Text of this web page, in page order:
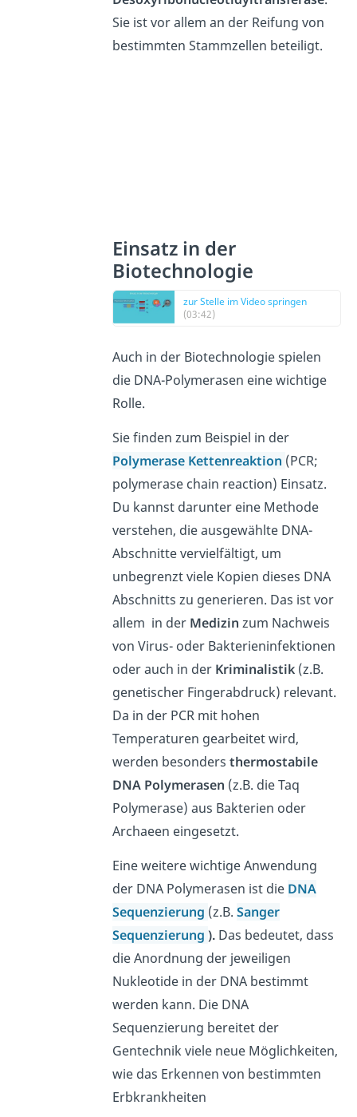
Sie ist vor allem an der Reifung von
bestimmten Stammzellen beteiligt.
Einsatz in der
Biotechnologie
zur Stelle im Video springen
(03:42)
Auch in der Biotechnologie spielen
die DNA-Polymerasen eine wichtige
Rolle.
Sie finden zum Beispiel in der
Polymerase Kettenreaktion (PCR;
polymerase chain reaction) Einsatz.
Du kannst darunter eine Methode
verstehen, die ausgewählte DNA-
Abschnitte vervielfältigt, um
unbegrenzt viele Kopien dieses DNA
Abschnitts zu generieren. Das ist vor
allem in der Medizin zum Nachweis
von Virus- oder Bakterieninfektionen
oder auch in der Kriminalistik (z.B.
genetischer Fingerabdruck) relevant.
Da in der PCR mit hohen
Temperaturen gearbeitet wird,
werden besondersthermostabile
DNA Polymerasen (z.B. die Taq
Polymerase) aus Bakterien oder
Archaeen eingesetzt.
Eine weitere wichtige Anwendung
der DNA Polymerasen ist die DNA
Sequenzierung (z.B.Sanger
Sequenzierung). Das bedeutet, dass
die Anordnung der jeweiligen
Nukleotide in der DNA bestimmt
werden kann. Die DNA
Sequenzierung bereitet der
Gentechnik viele neue Möglichkeiten,
wie das Erkennen von bestimmten
Erbkrankheiten